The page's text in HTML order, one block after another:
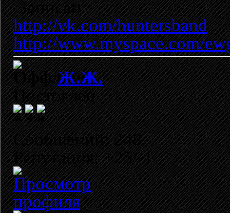
Записан
http://vk.com/huntersband
http://www.myspace.com/
Ж.Ж.
Постоялец
Сообщений: 248
Репутация: +25/-1